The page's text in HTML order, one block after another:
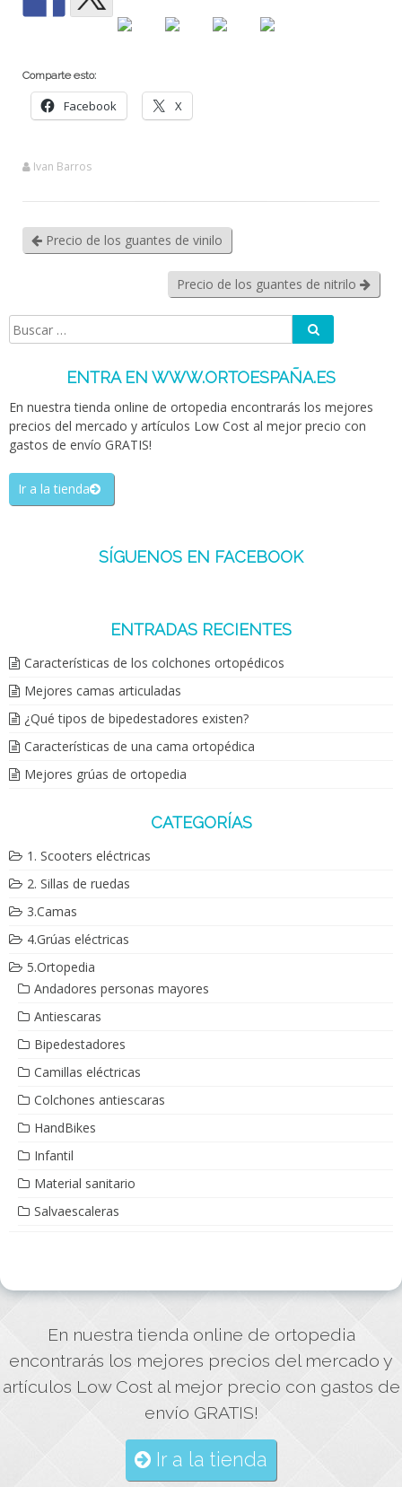
Comparte esto:
Facebook X
Ivan Barros
Precio de los guantes de vinilo
Precio de los guantes de nitrilo
ENTRA EN WWW.ORTOESPAÑA.ES
En nuestra tienda online de ortopedia encontrarás los mejores
precios del mercado y artículos Low Cost al mejor precio con
gastos de envío GRATIS!
Ir a la tienda
SÍGUENOS EN FACEBOOK
ENTRADAS RECIENTES
Características de los colchones ortopédicos
Mejores camas articuladas
¿Qué tipos de bipedestadores existen?
Características de una cama ortopédica
Mejores grúas de ortopedia
CATEGORÍAS
1. Scooters eléctricas
2. Sillas de ruedas
3.Camas
4.Grúas eléctricas
5.Ortopedia
Andadores personas mayores
Antiescaras
Bipedestadores
Camillas eléctricas
Colchones antiescaras
HandBikes
Infantil
Material sanitario
Salvaescaleras
En nuestra tienda online de ortopedia
encontrarás los mejores precios del mercado y
artículos Low Cost al mejor precio con gastos de
envío GRATIS!
Ir a la tienda